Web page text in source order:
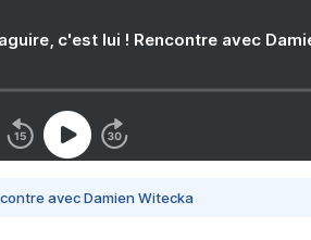
c'est lui ! Rencontre avec
avec Damien Witecka